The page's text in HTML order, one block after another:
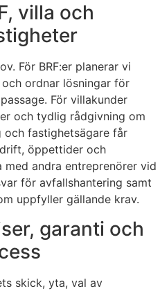
villa och
För BRF:er planerar vi
ordnar lösningar för
För villakunder
och tydlig rådgivning om
och fastighetsägare får
öppettider och
andra entreprenörer vid
för avfallshantering samt
uppfyller gällande krav.
garanti och
skick, yta, val av